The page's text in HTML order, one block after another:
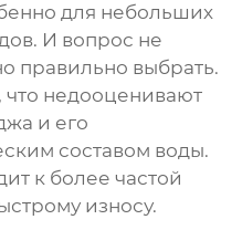
для небольших
И вопрос не
правильно выбрать.
что недооценивают
и его
составом воды.
к более частой
износу.